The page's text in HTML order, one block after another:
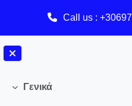
Call us :
Collapse
Γενικά